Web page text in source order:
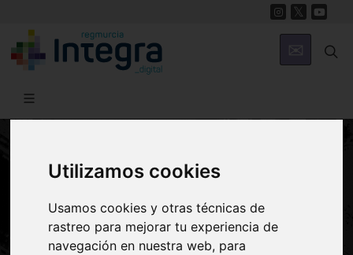
Utilizamos cookies
Usamos cookies y otras técnicas de
rastreo para mejorar tu experiencia de
navegación en nuestra web, para
HISTORIA
Historia de Ricote